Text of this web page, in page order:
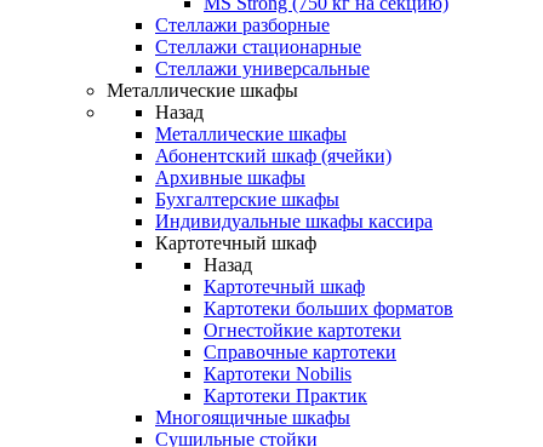
Стеллажи разборные
Стеллажи стационарные
Стеллажи универсальные
Металлические шкафы
Назад
Металлические шкафы
Абонентский шкаф (ячейки)
Архивные шкафы
Бухгалтерские шкафы
Индивидуальные шкафы кассира
Картотечный шкаф
Назад
Картотечный шкаф
Картотеки больших форматов
Огнестойкие картотеки
Справочные картотеки
Картотеки Nobilis
Картотеки Практик
Многоящичные шкафы
Сушильные стойки